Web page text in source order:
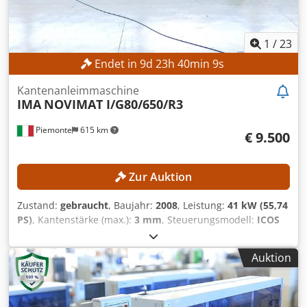
1 /23
Endet in 9d 23h 40min 6s
Piemonte 615 km
Kantenanleimmaschine
IMA NOVIMAT I/G80/650/R3
€ 9.500
Zur Auktion
Zustand: gebraucht, Baujahr: 2008, Leistung: 41 kW (55,74
PS), Kantenstärke (max.): 3 mm, Steuerungsmodell: ICOS
, Die Maschine hat folgende Konfiguration:
Vorfräsaggregat Herstellermodell: R3 L20
Eingriffssteuerung: Automatisch zeitgesteuert
Motorleistung: 4 kW Drehzahl: 9.000 U/min
Kantenbearbeitung Anzahl Kantenbearbeitungsaggregate:
Auktion